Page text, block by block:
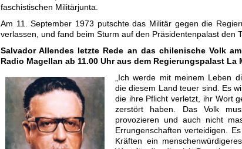
faschistischen Militärjunta.
Am 11. September 1973 putschte das Militär gegen die
verlassen, und fand beim Sturm auf den Präsidentenpalast den
Salvador Allendes letzte Rede an das chilenische Volk
Radio Magellan ab 11.00 Uhr aus dem Regierungspalast La
„Ich werde mit meinem Leben
die diesem Land teuer sind. Es
die ihre Pflicht verletzt, ihr Wort
zerstört haben. Das Volk
provozieren und auch nicht
Errungenschaften verteidigen.
Kräften ein